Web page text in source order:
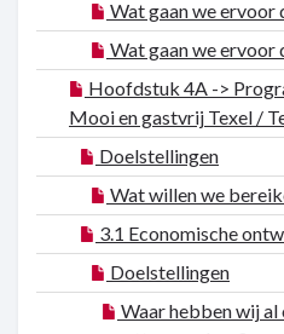
Wat gaan we ervoor
Wat gaan we ervoor
Hoofdstuk 4A ->
Mooi en gastvrij Texel /
Doelstellingen
Wat willen we
3.1 Economische
Doelstellingen
Waar hebben wij al